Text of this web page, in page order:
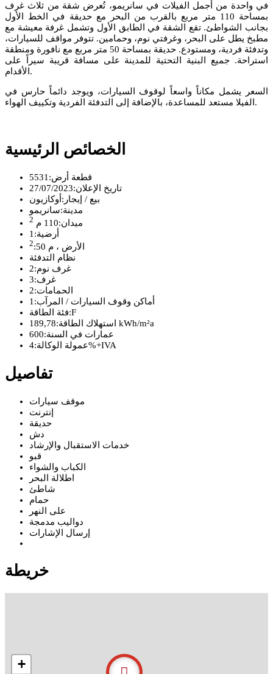
في واحدة من أجمل الفيلات في سانريمو، تُعرض شقة من ثلاث غرف
بمساحة 110 متر مربع بالقرب من البحر مع حديقة في الخط الأول
بجانب الشواطئ. تقع الشقة في الطابق الأول وتشمل غرفة معيشة مع
مطبخ يطل على البحر، وغرفتي نوم، وحمامين. تتوفر مواقف للسيارات،
وتدفئة فردية، ومستودع. حديقة بمساحة 50 متر مربع مع نافورة ومنطقة
استراحة. جميع البنية التحتية للمدينة على مسافة قريبة سيراً على
الأقدام.
السعر يشمل مكاناً واسعاً لوقوف السيارات، ويوجد دائماً حارس في
الفيلا مستعد للمساعدة، بالإضافة إلى التدفئة الفردية وتكييف الهواء.
الخصائص الرئيسية
قطعة أرض:5531
تاريخ الإعلان:27/07/2023
بيع / إيجار: أوكازيون
مدينة:سانريمو
ميدان:110 م 2
أرضية:1
الأرض ، م
2:50
نظام التدفئة
غرف نوم:2
غرف:3
الحمامات:2
أماكن وقوف السيارات / المرآب:1
فئة الطاقة:F
استهلاك الطاقة: 189,78 kWh/m²a
عمارات في السنة:600
عمولة الوكالة:4%+IVA
تفاصيل
موقف سيارات
إنترنت
حديقة
دش
خدمات الاستقبال والإرشاد
قبو
الكباب والشواء
اطلالة البحر
شاطئ
حمام
على النهر
دواليب مدمجة
إرسال الإشارات
خريطة
+